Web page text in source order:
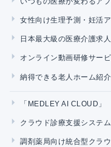
女性向け生理予測・妊活
日本最大級の医療介護求
オンライン動画研修サー
納得できる老人ホーム紹
「MEDLEY AI CLOUD」
クラウド診療支援システ
調剤薬局向け統合型クラ